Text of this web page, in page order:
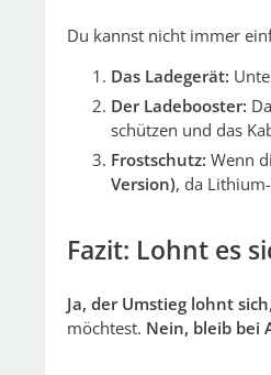
Du kannst nicht immer
Das Ladegerät:
Der Ladebooster:
schützen und das
Frostschutz: Wenn
Version), da
Fazit: Lohnt es
Ja, der Umstieg lohnt sich
möchtest. Nein, bleib bei